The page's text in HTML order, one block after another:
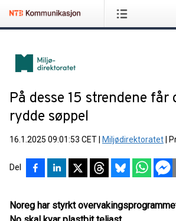
På desse 15 strendene får
rydde søppel
16.1.2025 09:01:53 CET Miljødirektoratet
Del
Noreg har styrkt